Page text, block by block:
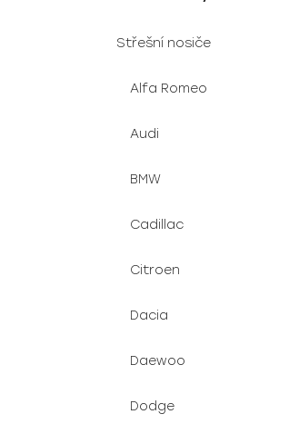
Střešní nosiče
Alfa Romeo
Audi
BMW
Cadillac
Citroen
Dacia
Daewoo
Dodge